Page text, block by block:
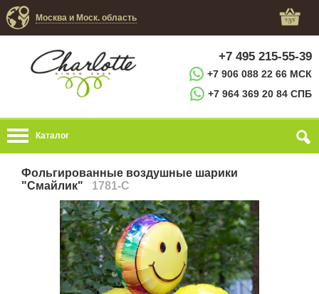
Москва и Моск. область
+7 495 215-55-39
+7 906 088 22 66 МСК
+7 964 369 20 84 СПБ
Каталог
Фольгированные воздушные шарики
"Смайлик" 1781-C